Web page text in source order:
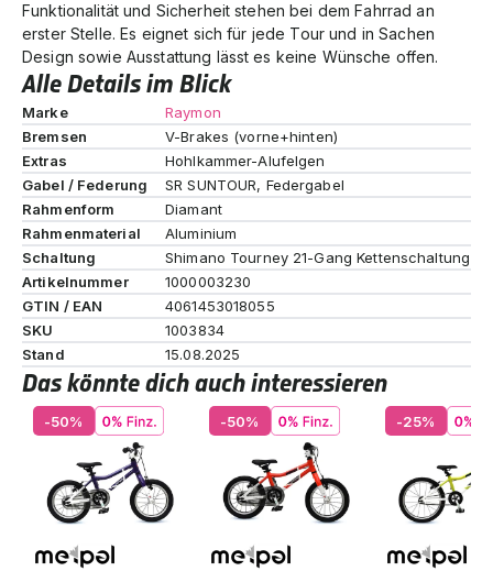
Funktionalität und Sicherheit stehen bei dem Fahrrad an
erster Stelle. Es eignet sich für jede Tour und in Sachen
Design sowie Ausstattung lässt es keine Wünsche offen.
Alle Details im Blick
Marke
Raymon
Bremsen
V-Brakes (vorne+hinten)
Extras
Hohlkammer-Alufelgen
Gabel / Federung
SR SUNTOUR, Federgabel
Rahmenform
Diamant
Rahmenmaterial
Aluminium
Schaltung
Shimano Tourney 21-Gang Kettenschaltung
Artikelnummer
1000003230
GTIN / EAN
4061453018055
SKU
1003834
Stand
15.08.2025
Das könnte dich auch interessieren
-50% -50% -25%